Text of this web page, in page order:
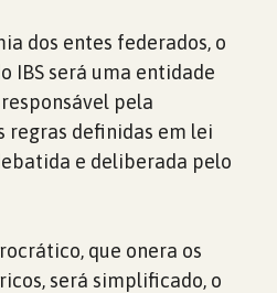
dos entes federados, o
IBS será uma entidade
pela
regras definidas em lei
e deliberada pelo
que onera os
será simplificado, o